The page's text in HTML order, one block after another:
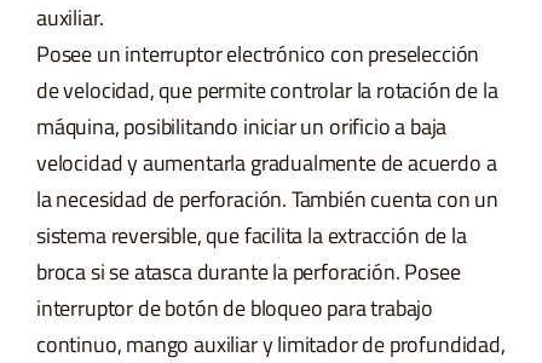
auxiliar.
Posee un interruptor electrónico con preselección
de velocidad, que permite controlar la rotación de la
máquina, posibilitando iniciar un orificio a baja
velocidad y aumentarla gradualmente de acuerdo a
la necesidad de perforación. También cuenta con un
sistema reversible, que facilita la extracción de la
broca si se atasca durante la perforación. Posee
interruptor de botón de bloqueo para trabajo
continuo, mango auxiliar y limitador de profundidad,